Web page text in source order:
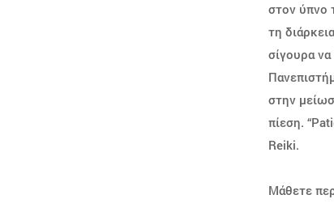
στον ύπνο
τη
σίγουρα
στην
πίεση.
Reiki.
Μάθετε